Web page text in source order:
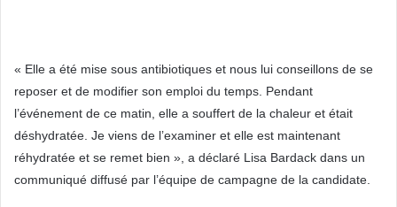
« Elle a été mise sous antibiotiques et nous lui conseillons de se
reposer et de modifier son emploi du temps. Pendant
l’événement de ce matin, elle a souffert de la chaleur et était
déshydratée. Je viens de l’examiner et elle est maintenant
réhydratée et se remet bien », a déclaré Lisa Bardack dans un
communiqué diffusé par l’équipe de campagne de la candidate.